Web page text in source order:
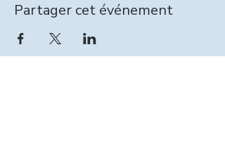
Partager cet événement